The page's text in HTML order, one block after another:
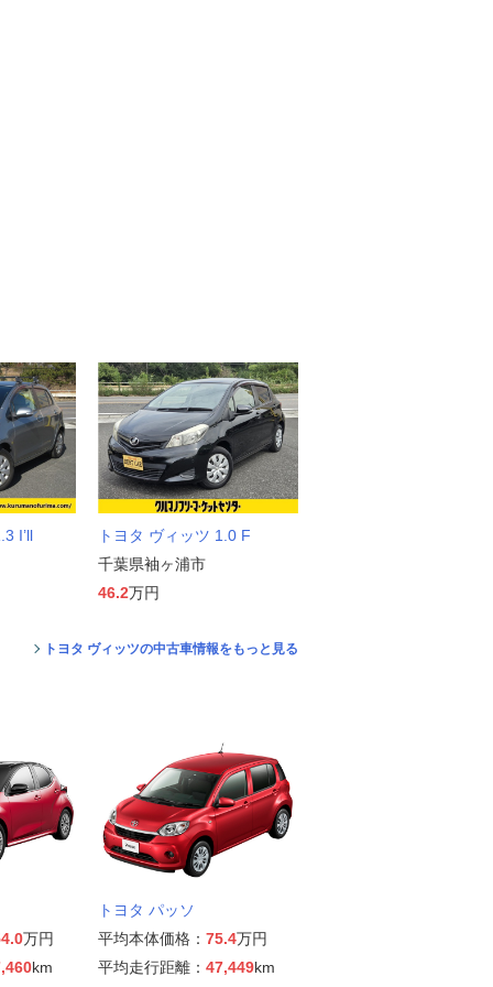
I’ll
トヨタ ヴィッツ 1.0 F
千葉県袖ヶ浦市
46.2万円
トヨタ ヴィッツの中古車情報をもっと見る
万円
km
トヨタ パッソ
平均本体価格： 75.4万円
平均走行距離： 47,449km